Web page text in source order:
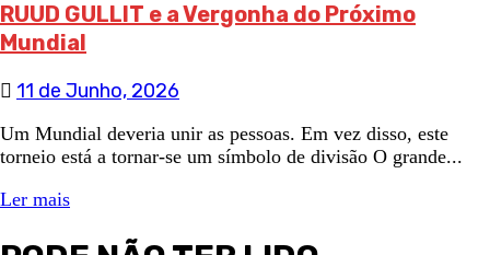
RUUD GULLIT e a Vergonha do Próximo
Mundial
11 de Junho, 2026
Um Mundial deveria unir as pessoas. Em vez disso, este
torneio está a tornar-se um símbolo de divisão O grande...
Ler mais